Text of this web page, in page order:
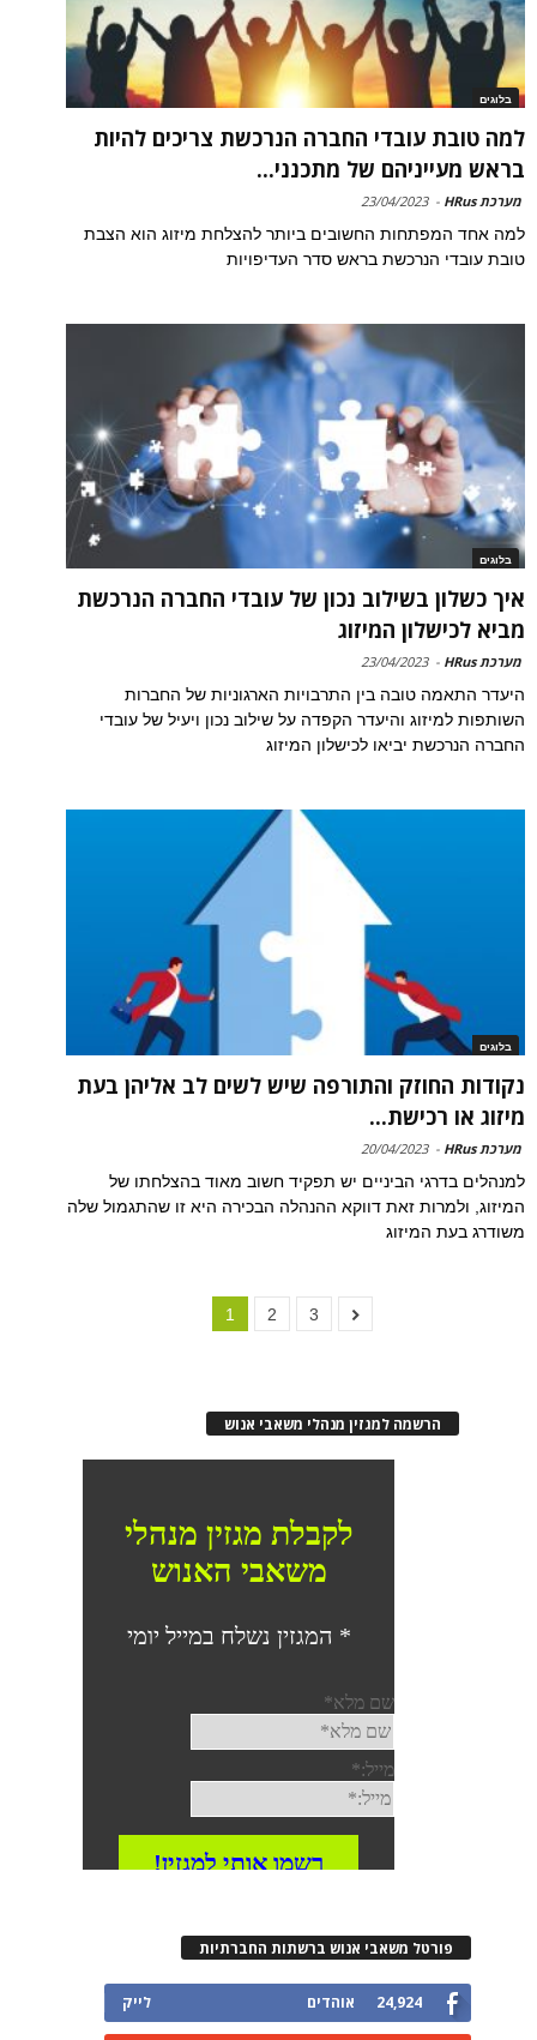
בלוגים
למה טובת עובדי החברה הנרכשת צריכים להיות
בראש מעייניהם של מתכנני...
מערכת HRus -
23/04/2023
למה אחד המפתחות החשובים ביותר להצלחת מיזוג הוא הצבת
טובת עובדי הנרכשת בראש סדר העדיפויות
בלוגים
איך כשלון בשילוב נכון של עובדי החברה הנרכשת
מביא לכישלון המיזוג
מערכת HRus -
23/04/2023
היעדר התאמה טובה בין התרבויות הארגוניות של החברות
השותפות למיזוג והיעדר הקפדה על שילוב נכון ויעיל של עובדי
החברה הנרכשת יביאו לכישלון המיזוג
בלוגים
נקודות החוזק והתורפה שיש לשים לב אליהן בעת
מיזוג או רכישת...
מערכת HRus -
20/04/2023
למנהלים בדרגי הביניים יש תפקיד חשוב מאוד בהצלחתו של
המיזוג, ולמרות זאת דווקא ההנהלה הבכירה היא זו שהתגמול שלה
משודרג בעת המיזוג
1 2 3
הרשמה למגזין מנהלי משאבי אנוש
פורטל משאבי אנוש ברשתות החברתיות
24,924 אוהדים לייק